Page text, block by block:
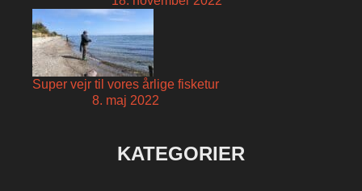
Super vejr til vores årlige fisketur
8. maj 2022
KATEGORIER